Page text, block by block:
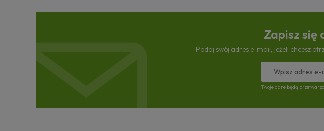
Zapisz się
Podaj swój adres e-mail, jeżeli chcesz
Twoje dane będą